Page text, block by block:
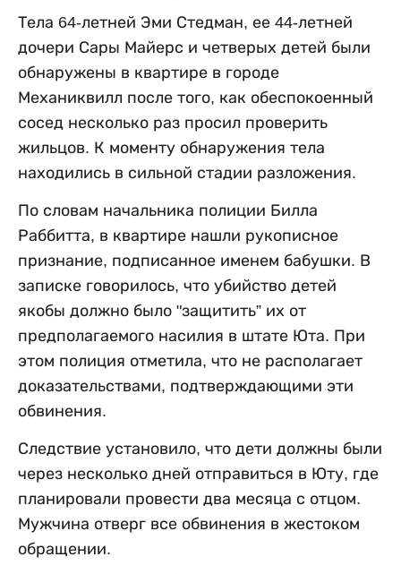
Тела 64-летней Эми Стедман, ее 44-летней
дочери Сары Майерс и четверых детей были
обнаружены в квартире в городе
Механиквилл после того, как обеспокоенный
сосед несколько раз просил проверить
жильцов. К моменту обнаружения тела
находились в сильной стадии разложения.
По словам начальника полиции Билла
Раббитта, в квартире нашли рукописное
признание, подписанное именем бабушки. В
записке говорилось, что убийство детей
якобы должно было "защитить” их от
предполагаемого насилия в штате Юта. При
этом полиция отметила, что не располагает
доказательствами, подтверждающими эти
обвинения.
Следствие установило, что дети должны были
через несколько дней отправиться в Юту, где
планировали провести два месяца с отцом.
Мужчина отверг все обвинения в жестоком
обращении.